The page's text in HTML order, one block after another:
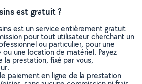
est gratuit ?
est un service entièrement gratuit
pour tout utilisateur cherchant un
ou particulier, pour une
une location de matériel. Payez
la prestation, fixé par vous,
paiement en ligne de la prestation